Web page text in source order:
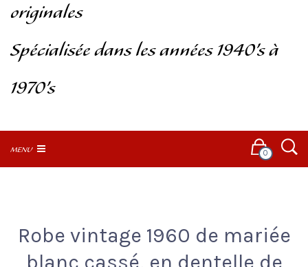
originales
Spécialisée dans les années 1940’s à
1970’s
MENU 0
Robe vintage 1960 de mariée